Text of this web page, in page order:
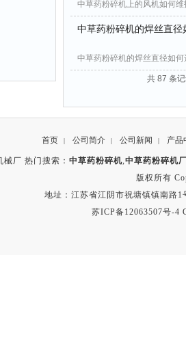
中草药粉碎机上的风机如何维
中草药粉碎机的焊丝直径
中草药粉碎机的焊丝直径如何
共 87 条
首页 | 公司简介 | 公司新闻 | 产品
械厂 热门搜索：中草药粉碎机,中草药粉碎机
版权所有
地址：江苏省江阴市祝塘镇镇南路
苏ICP备12063507号-4